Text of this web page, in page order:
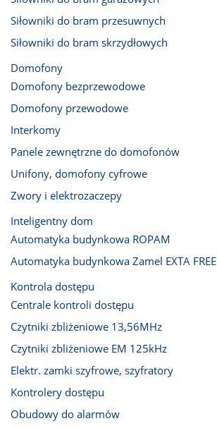
Siłowniki do bram przesuwnych
Siłowniki do bram skrzydłowych
Domofony
Domofony bezprzewodowe
Domofony przewodowe
Interkomy
Panele zewnętrzne do domofonów
Unifony, domofony cyfrowe
Zwory i elektrozaczepy
Inteligentny dom
Automatyka budynkowa ROPAM
Automatyka budynkowa Zamel EXTA FREE
Kontrola dostępu
Centrale kontroli dostępu
Czytniki zbliżeniowe 13,56MHz
Czytniki zbliżeniowe EM 125kHz
Elektr. zamki szyfrowe, szyfratory
Kontrolery dostępu
Obudowy do alarmów